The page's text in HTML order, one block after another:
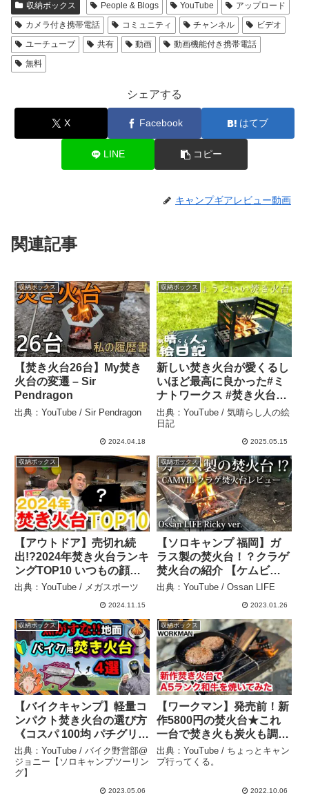
収納ボックス People & Blogs YouTube
アップロード
カメラ付き携帯電話
コミュニティ チャンネル
ビデオ
ユーチューブ
共有 動画
動画機能付き携帯電話
無料
シェアする
X Facebook はてブ
LINE コピー
キャンプギアレビュー動画
関連記事
収納ボックス
【焚き火台26台】My焚き
火台の変遷 – Sir
Pendragon
出典：YouTube / Sir Pendragon
2024.04.18
収納ボックス
新しい焚き火台が愛くるし
いほど最高に良かった#ミ
ナトワークス #焚き火台
#thouswinds – 気晴らし人
の絵日記
出典：YouTube / 気晴らし人の絵
日記
2025.05.15
収納ボックス
【アウトドア】売切れ続
出!?2024年焚き火台ランキ
ングTOP10 いつもの顔ぶ
れに割って入ったコスパ最
出典：YouTube / メガスポーツ
2024.11.15
収納ボックス
【ソロキャンプ 福岡】ガ
ラス製の焚火台！？クラゲ
焚火台の紹介 【ケムビ
ル・CAMVIL】 – Ossan
出典：YouTube / Ossan LIFE
2023.01.26
収納ボックス
【バイクキャンプ】軽量コ
ンパクト焚き火台の選び方
《コスパ 100均 パチグリル
B6 大型 煙突 二次燃焼 折
りたたみ BBQキャンプツ
ーリング ソロキャンプ マ
イクロストーブ オスス
出典：YouTube / バイク野営部@
ジョニー【ソロキャンプツーリン
グ】
2023.05.06
収納ボックス
【ワークマン】発売前！新
作5800円の焚火台★これ
一台で焚き火も炭火も調理
もOK「ワイドフォールデ
ィングスクエアグリル」 –
出典：YouTube / ちょっとキャン
プ行ってくる。
2022.10.06